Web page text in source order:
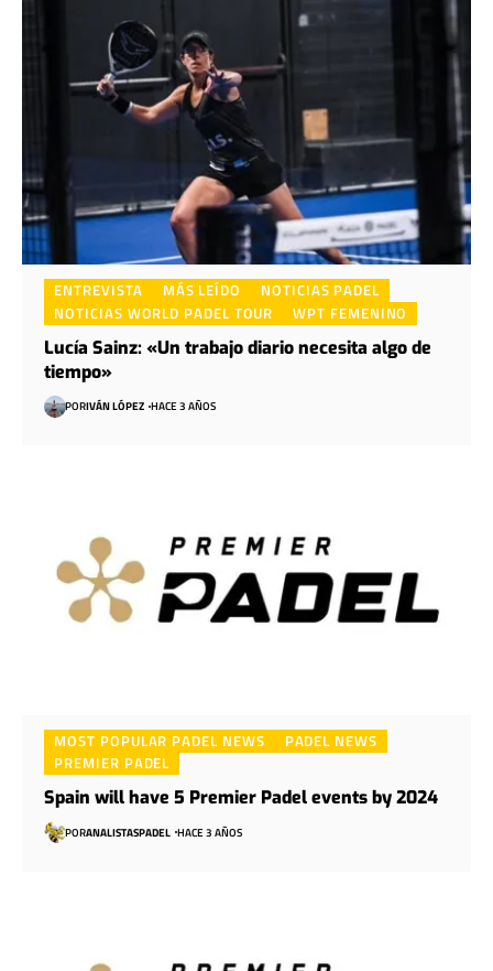
ENTREVISTA MÁS LEÍDO
NOTICIAS PADEL
NOTICIAS WORLD PADEL TOUR
WPT FEMENINO
Lucía Sainz: «Un trabajo diario necesita algo de
tiempo»
PORIVÁN LÓPEZ HACE 3 AÑOS
MOST POPULAR PADEL NEWS
PADEL NEWS
PREMIER PADEL
Spain will have 5 Premier Padel events by 2024
PORANALISTASPADEL HACE 3 AÑOS